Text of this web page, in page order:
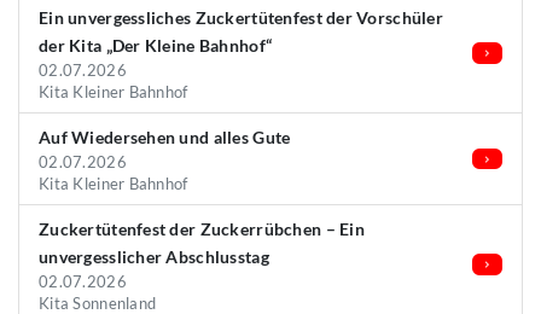
Ein unvergessliches Zuckertütenfest der Vorschüler
der Kita „Der Kleine Bahnhof“
02.07.2026
Kita Kleiner Bahnhof
Auf Wiedersehen und alles Gute
02.07.2026
Kita Kleiner Bahnhof
Zuckertütenfest der Zuckerrübchen – Ein
unvergesslicher Abschlusstag
02.07.2026
Kita Sonnenland